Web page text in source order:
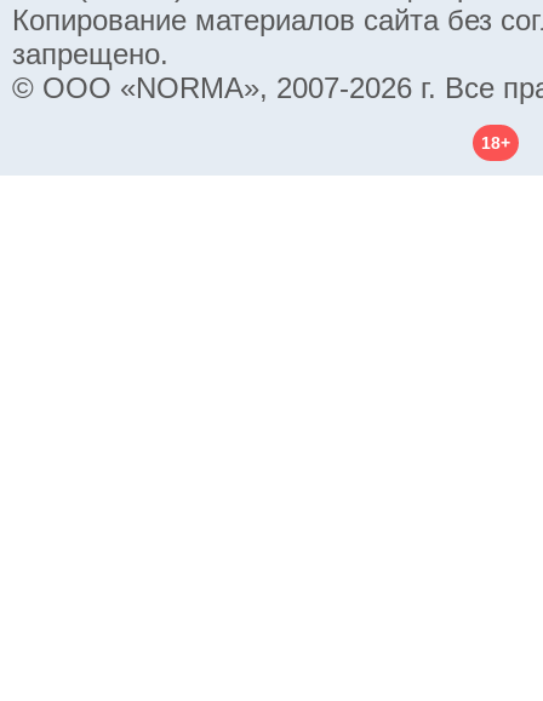
Копирование материалов сайта без
запрещено.
© ООО «NORMA», 2007-2026 г. Все
18+